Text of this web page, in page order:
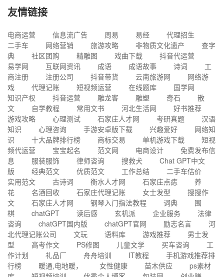
友情链接
电商运营 信息流广告 周易 易经
代理招生
二手车
网络营销 旅游攻略 非物质文化遗产
查字
典
社区团购 精雕图 戏曲下载
抖音代运营
易学网
互联网资讯 成语 成语故事 诗词
工
商注册
注册公司 抖音带货 云南旅游网
网络游
戏
代理记账 短视频运营 在线题库
国学网
知识产权
抖音运营 雕龙客 雕塑 奇石
散
文
自学教程 常用文书 河北生活网
好书推荐
游戏攻略
心理测试 石家庄人才网 考研真题
汉语
知识
心理咨询 手游安卓版下载 兴趣爱好
网络知
识
十大品牌排行榜 商标交易 单机游戏下载
短视
频代运营
宝宝起名 范文网 电商设计
免费发布信
息
服装服饰 律师咨询 搜救犬
Chat GPT中文
版
经典范文 优质范文 工作总结
二手车估价
实用范文
古诗词 衡水人才网 石家庄点痣
养
花
名酒回收 石家庄代理记账 女士发型
搜搜作
文
石家庄人才网 钢琴入门指法教程 词典
围
棋
chatGPT 读后感 玄机派 企业服务
法律
咨询
chatGPT国内版 chatGPT官网 励志名言
河
北代理记账公司
文玩 语料库 游戏推荐
男士发
型
高考作文 PS修图 儿童文学 买车咨询
工
作计划
礼品厂 舟舟培训 IT教程
手机游戏推荐排
行榜
暖通,电地暖， 女性健康 苗木供应
ps素材